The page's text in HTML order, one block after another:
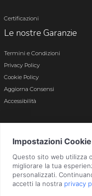
Certificazioni
Le nostre Garanzie
Termini e Condizioni
Privacy Policy
Cookie Policy
Aggiorna Consensi
Accessibilità
Bergamo n.